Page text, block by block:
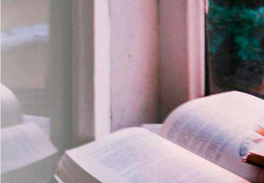
es
Com imersão Bilingue - Anos
Finais
6º AO 9º ANO FUNDAMENTAL
Inglês: Turmas Reduzidas
(Proficiência)